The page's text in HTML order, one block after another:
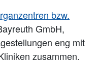
bzw.
GmbH,
eng mit
zusammen.